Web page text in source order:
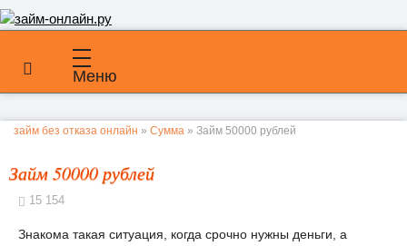
Меню
займ без отказа онлайн » Сумма » Займ 50000 рублей
Займ 50000 рублей
15 154
Знакома такая ситуация, когда срочно нужны деньги, а